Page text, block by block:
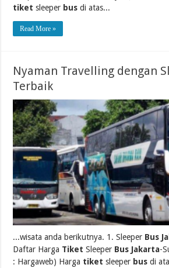
tiket sleeper bus di atas...
Read More »
Nyaman Travelling dengan
Terbaik
...wisata anda berikutnya. 1. Sleeper Bus
Daftar Harga Tiket Sleeper Bus Jakarta-
: Hargaweb) Harga tiket sleeper bus di